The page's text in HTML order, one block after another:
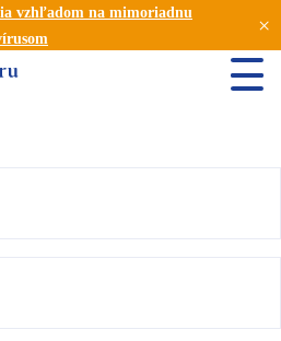
vzhľadom na mimoriadnu
×